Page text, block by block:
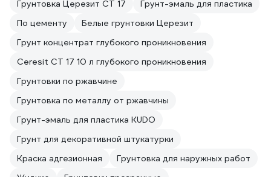
Грунтовка Церезит CT 17
Грунт-эмаль для пластика
По цементу
Белые грунтовки Церезит
Грунт концентрат глубокого проникновения
Ceresit CT 17 10 л глубокого проникновения
Грунтовки по ржавчине
Грунтовка по металлу от ржавчины
Грунт-эмаль для пластика KUDO
Грунт для декоративной штукатурки
Краска адгезионная
Грунтовка для наружных работ